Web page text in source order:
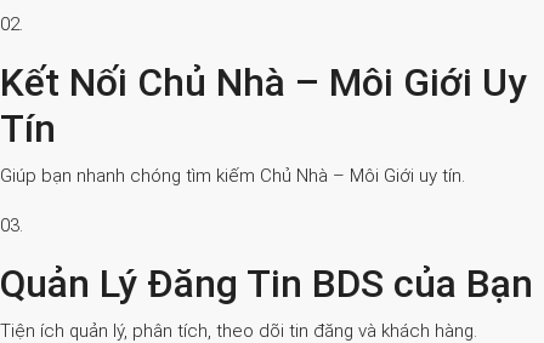
02.
Kết Nối Chủ Nhà – Môi Giới Uy
Tín
Giúp bạn nhanh chóng tìm kiếm Chủ Nhà – Môi Giới uy tín.
03.
Quản Lý Đăng Tin BDS của Bạn
Tiện ích quản lý, phân tích, theo dõi tin đăng và khách hàng.